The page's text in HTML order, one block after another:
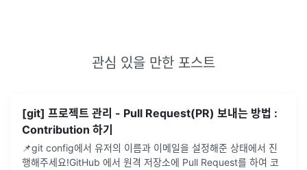
관심 있을 만한 포스트
[git] 프로젝트 관리 - Pull Request(PR) 보내는 방법 :
Contribution 하기
📌git config에서 유저의 이름과 이메일을 설정해준 상태에서 진
행해주세요!GitHub 에서 원격 저장소에 Pull Request를 하여 코